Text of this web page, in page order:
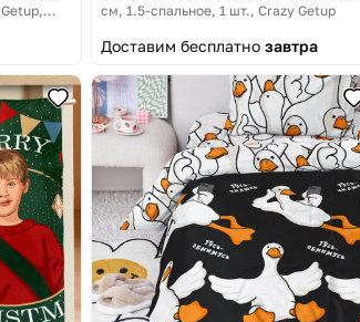
см, 1.5-спальное, 1 шт. Crazy Getup
Доставим бесплатно завтра